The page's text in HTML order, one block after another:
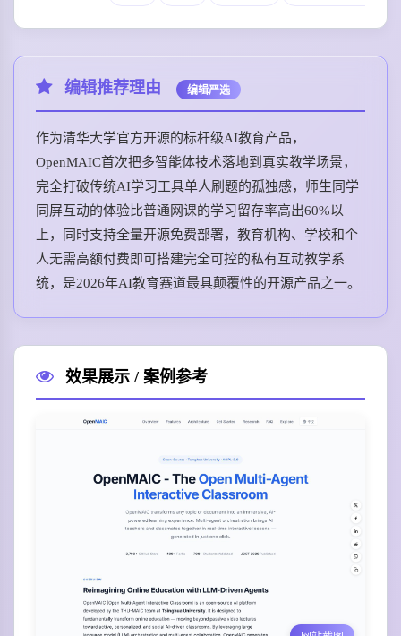
编辑推荐理由 编辑严选
作为清华大学官方开源的标杆级AI教育产品，
OpenMAIC首次把多智能体技术落地到真实教学场景，
完全打破传统AI学习工具单人刷题的孤独感，师生同学
同屏互动的体验比普通网课的学习留存率高出60%以
上，同时支持全量开源免费部署，教育机构、学校和个
人无需高额付费即可搭建完全可控的私有互动教学系
统，是2026年AI教育赛道最具颠覆性的开源产品之一。
效果展示 / 案例参考